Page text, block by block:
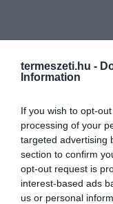
termeszeti.hu -
Information
If you wish to opt-
processing of your
targeted advertising
section to confirm
opt-out request is
interest-based ads
us or personal